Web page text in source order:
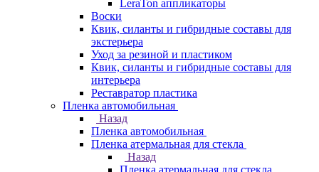
LeraTon аппликаторы
Воски
Квик, силанты и гибридные составы для
экстерьера
Уход за резиной и пластиком
Квик, силанты и гибридные составы для
интерьера
Реставратор пластика
Пленка автомобильная
Назад
Пленка автомобильная
Пленка атермальная для стекла
Назад
Пленка атермальная для стекла